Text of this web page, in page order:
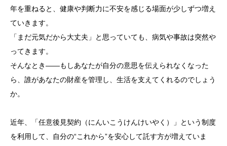
年を重ねると、健康や判断力に不安を感じる場面が少しずつ増え
ていきます。
「まだ元気だから大丈夫」と思っていても、病気や事故は突然や
ってきます。
そんなとき――もしあなたが自分の意思を伝えられなくなった
ら、誰があなたの財産を管理し、生活を支えてくれるのでしょう
か。
近年、「任意後見契約（にんいこうけんけいやく）」という制度
を利用して、自分の“これから”を安心して託す方が増えていま